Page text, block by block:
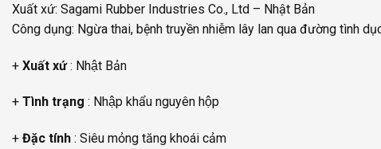
Xuất xứ: Sagami Rubber Industries Co., Ltd – Nhật Bản
Công dụng: Ngừa thai, bệnh truyền nhiễm lây lan qua đường tình
+ Xuất xứ: Nhật Bản
+ Tình trạng : Nhập khẩu nguyên hộp
+ Đặc tính : Siêu mỏng tăng khoái cảm